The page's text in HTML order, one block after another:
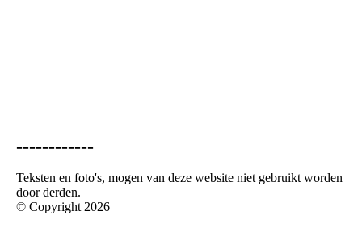
------------
Teksten en foto's, mogen van deze website niet gebruikt worden
door derden.
© Copyright 2026